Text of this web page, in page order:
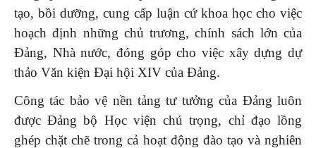
tạo, bồi dưỡng, cung cấp luận cứ khoa học cho việc
hoạch định những chủ trương, chính sách lớn của
Đảng, Nhà nước, đóng góp cho việc xây dựng dự
thảo Văn kiện Đại hội XIV của Đảng.
Công tác bảo vệ nền tảng tư tưởng của Đảng luôn
được Đảng bộ Học viện chú trọng, chỉ đạo lồng
ghép chặt chẽ trong cả hoạt động đào tạo và nghiên